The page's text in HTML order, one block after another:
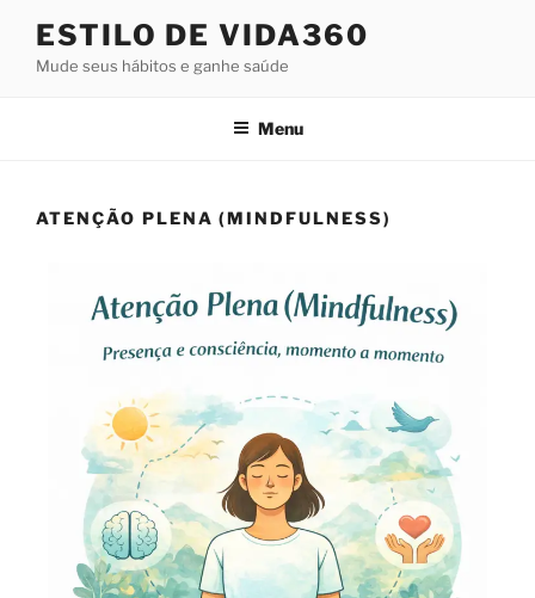
ESTILO DE VIDA360
Mude seus hábitos e ganhe saúde
Menu
ATENÇÃO PLENA (MINDFULNESS)